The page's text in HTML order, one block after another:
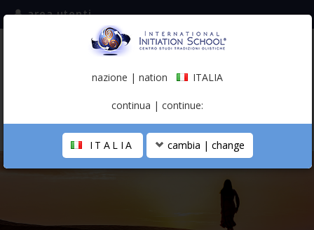
iscriviti alla mailing list
(italiano)
area utenti
LA SCUOLA
nazione | nation ITALIA
continua | continue:
ITALIA cambia | change